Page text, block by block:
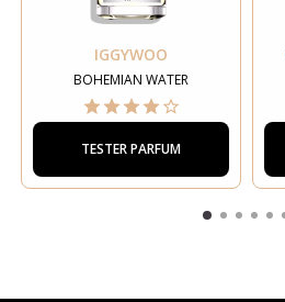
IGGYWOO
BOHEMIAN WATER
TESTER PARFUM